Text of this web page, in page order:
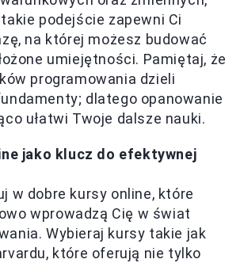
podejście zapewni Ci
na której możesz budować
umiejętności. Pamiętaj, że
programowania dzieli
dlatego opanowanie
ułatwi Twoje dalsze nauki.
jako klucz do efektywnej
w dobre kursy online, które
wprowadzą Cię w świat
Wybieraj kursy takie jak
które oferują nie tylko